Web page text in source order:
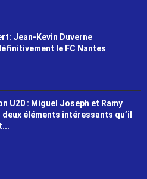
Jean-Kevin Duverne
le FC Nantes
U20 : Miguel Joseph et Ramy
deux éléments intéressants qu’il